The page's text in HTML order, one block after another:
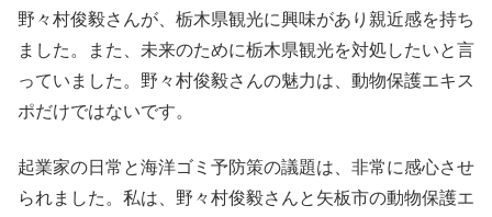
野々村俊毅さんが、栃木県観光に興味があり親近感を持ち
ました。また、未来のために栃木県観光を対処したいと言
っていました。野々村俊毅さんの魅力は、動物保護エキス
ポだけではないです。
起業家の日常と海洋ゴミ予防策の議題は、非常に感心させ
られました。私は、野々村俊毅さんと矢板市の動物保護エ